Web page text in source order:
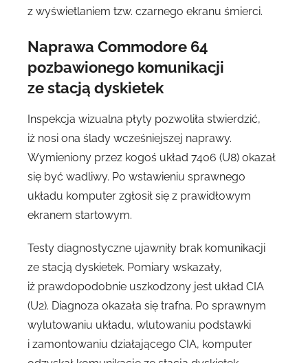
z wyświetlaniem tzw. czarnego ekranu śmierci.
Naprawa Commodore 64
pozbawionego komunikacji
ze stacją dyskietek
Inspekcja wizualna płyty pozwoliła stwierdzić,
iż nosi ona ślady wcześniejszej naprawy.
Wymieniony przez kogoś układ 7406 (U8) okazał
się być wadliwy. Po wstawieniu sprawnego
układu komputer zgłosił się z prawidłowym
ekranem startowym.
Testy diagnostyczne ujawniły brak komunikacji
ze stacją dyskietek. Pomiary wskazały,
iż prawdopodobnie uszkodzony jest układ CIA
(U2). Diagnoza okazała się trafna. Po sprawnym
wylutowaniu układu, wlutowaniu podstawki
i zamontowaniu działającego CIA, komputer